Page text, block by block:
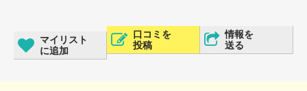
マイリスト
に追加
口コミを
投稿
情報を
送る